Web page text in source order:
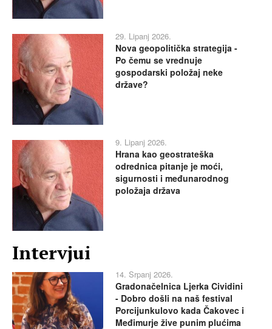
29. Lipanj 2026.
Nova geopolitička strategija -
Po čemu se vrednuje
gospodarski položaj neke
države?
9. Lipanj 2026.
Hrana kao geostrateška
odrednica pitanje je moći,
sigurnosti i međunarodnog
položaja država
Intervjui
14. Srpanj 2026.
Gradonačelnica Ljerka Cividini
- Dobro došli na naš festival
Porcijunkulovo kada Čakovec i
Međimurje žive punim plućima